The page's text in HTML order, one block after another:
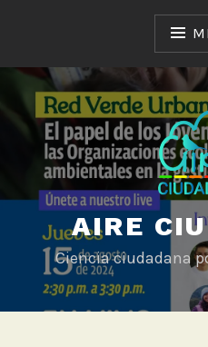
AIRE
Ciencia ciudadana